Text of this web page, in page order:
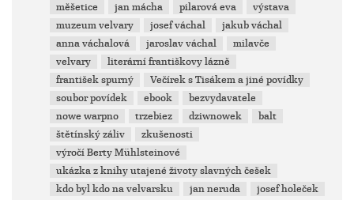
měšetice
jan mácha pilarová eva
výstava
muzeum velvary
josef váchal
jakub váchal
anna váchalová
jaroslav váchal
milavče
velvary
literární františkovy lázně
františek spurný
Večírek s Tisákem a jiné povídky
soubor povídek
ebook
bezvydavatele
nowe warpno
trzebiez dziwnowek
balt
štětínský záliv
zkušenosti
výročí Berty Mühlsteinové
ukázka z knihy utajené životy slavných češek
kdo byl kdo na velvarsku
jan neruda
josef holeček